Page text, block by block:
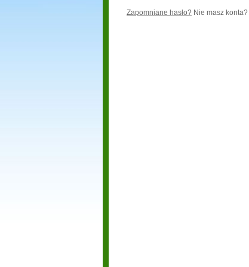
Zapomniane hasło? Nie masz konta?